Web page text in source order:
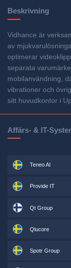
Beskrivning
Vidhance är
av
optimerar
separata
mobilanvändning,
vibrationer och
sitt huvudkontor i
Affärs- & IT-
Teneo AI
Provide IT
Qt Group
Qlucore
Spotr Group